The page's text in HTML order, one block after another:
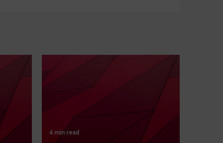
4 min read